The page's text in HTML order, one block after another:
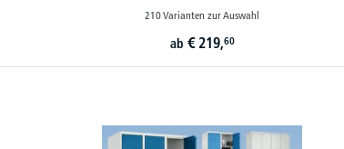
210 Varianten zur Auswahl
ab € 219,60